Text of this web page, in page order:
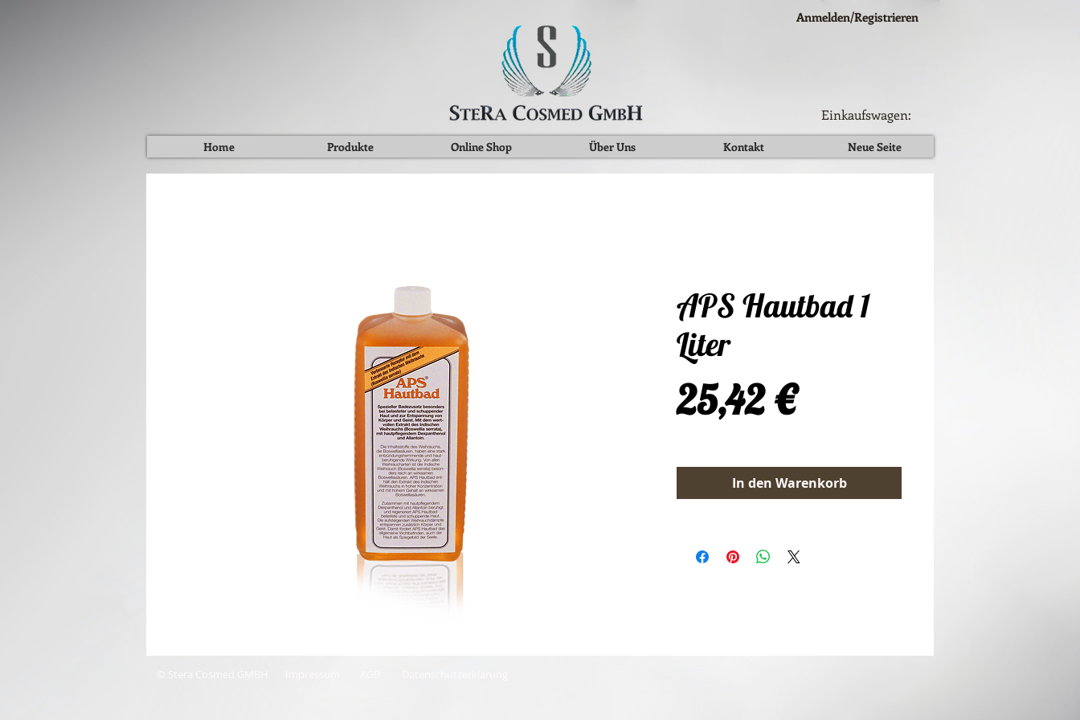
Home Produkte Online Shop Über Uns Kontakt Neue Seite
Anmelden/Registrieren
Einkaufswagen:
APS Hautbad 1
Liter
25,42 €Preis
In den Warenkorb